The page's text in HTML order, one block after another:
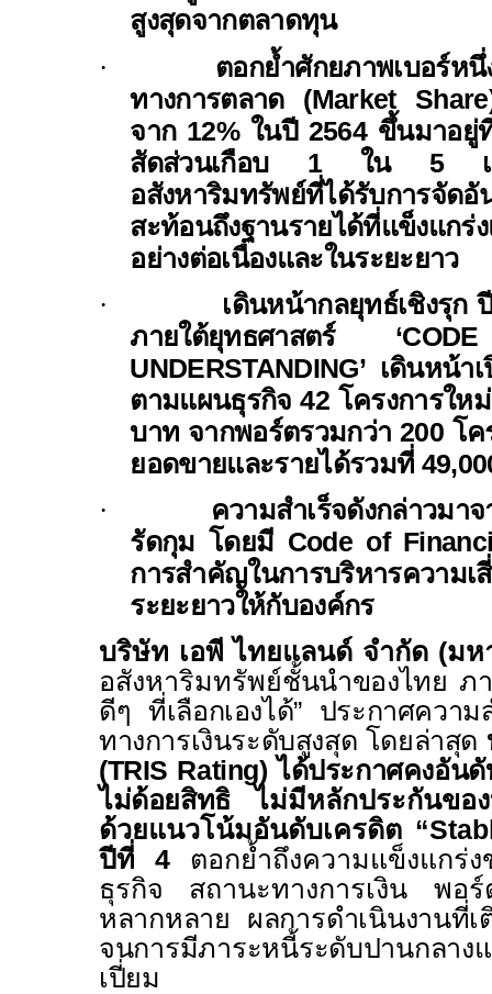
สูงสุดจากตลาดทุน
·
ตอกย้ำศักยภาพเบอร์ห
ทางการตลาด (Market
จาก 12% ในปี 2564 ขึ้นมาอ
สัดส่วนเกือบ 1 ใน 5
อสังหาริมทรัพย์ที่ได้รับการจัดอั
สะท้อนถึงฐานรายได้ที่แข็งแกร่
อย่างต่อเนื่องและในระยะยาว
·
เดินหน้ากลยุทธ์เชิงรุก
ภายใต้ยุทธศาสตร์‘CODE
UNDERSTANDING’ เดินหน้า
ตามแผนธุรกิจ 42 โครงการใ
บาท จากพอร์ตรวมกว่า 200 โค
ยอดขายและรายได้รวมที่
·
ความสำเร็จดังกล่าวมา
รัดกุม โดยมี Code of
การสำคัญในการบริหารความเ
ระยะยาวให้กับองค์กร
บริษัท เอพี ไทยแลนด์ จำกัด (ม
อสังหาริมทรัพย์ชั้นนำของไทย ภ
ดีๆ ที่เลือกเองได้” ประกาศความ
ทางการเงินระดับสูงสุด โดยล่าสุด
(TRIS Rating) ได้ประกาศคงอัน
ไม่ด้อยสิทธิไม่มีหลักประกันขอ
ด้วยแนวโน้มอันดับเครดิต “
ปีที่ 4
ตอกย้ำถึงความแข็งแกร่
ธุรกิจ สถานะทางการเงิน พอร์
หลากหลาย ผลการดำเนินงานที่
จนการมีภาระหนี้ระดับปานกลาง
เปี่ยม